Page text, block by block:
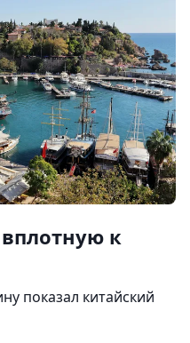
к
показал китайский